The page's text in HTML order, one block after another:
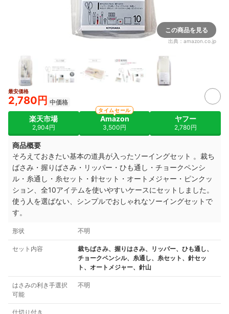
この商品を見る
出典： amazon.co.jp
最安価格
2,780円 中価格
楽天市場
2,904円
Amazon
3,500円
タイムセール
ヤフー
2,780円
商品概要
そろえておきたい基本の道具が入ったソーイングセット 。裁ち
ばさみ・握りばさみ・リッパー・ひも通し・チョークペンシ
ル・糸通し・糸セット・針セット・オートメジャー・ピンクッ
ション、全10アイテムを使いやすいケースにセットしました。
使う人を選ばない、シンプルでおしゃれなソーイングセットで
す。
形状 不明
セット内容
裁ちばさみ、握りはさみ、リッパー、ひも通し、
チョークペンシル、糸通し、糸セット、針セッ
ト、オートメジャー、針山
はさみの利き手選択
可能
不明
仕切り付き